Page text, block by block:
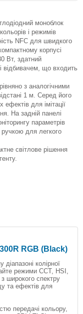
моноблок
і режимів
NFC для швидкого
корпусі
Вт, здатний
відбивачем, що входить
з аналогічними
1 м. Серед його
для імітації
На задній панелі
параметрів
для легкого
світлове рішення
RGB (Black)
колірної
режими CCT, HSI,
широкого спектру
та ефектів для
передачі кольору,